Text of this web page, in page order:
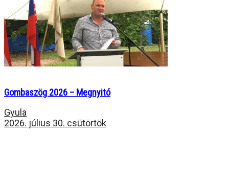
Gombaszög 2026 – Megnyitó
Gyula
2026. július 30. csütörtök